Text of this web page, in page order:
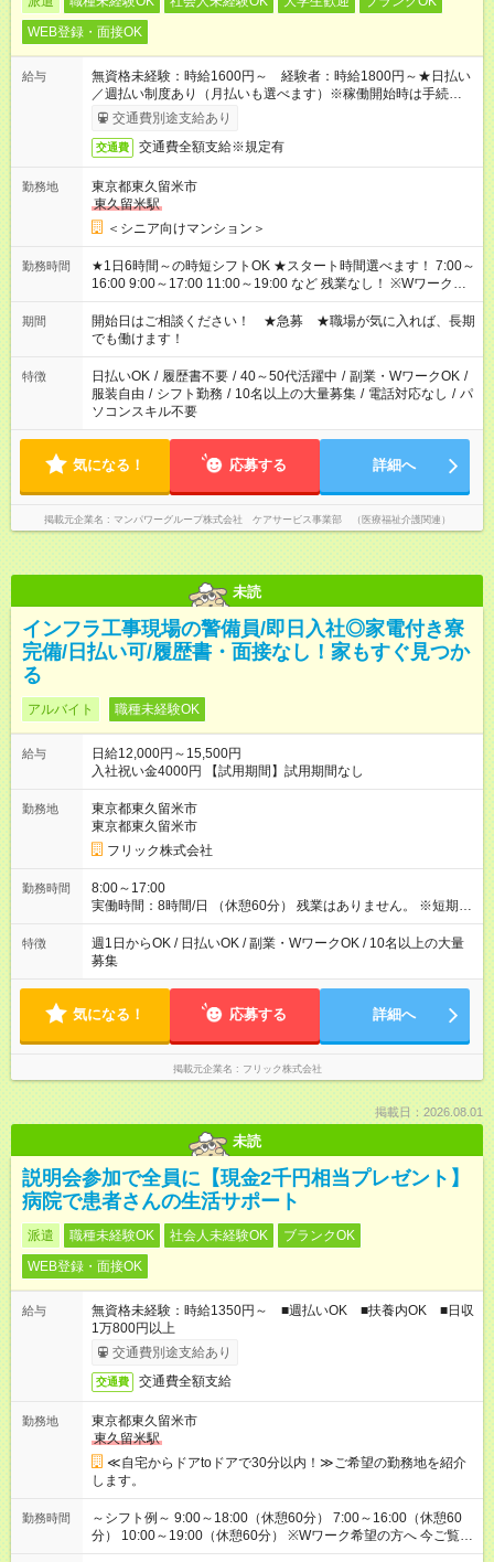
WEB登録・面接OK
給与
無資格未経験：時給1600円～ 経験者：時給1800円～★日払い
／週払い制度あり（月払いも選べます）※稼働開始時は手続き完
了次第のお支払いとなります。
交通費別途支給あり
交通費 交通費全額支給※規定有
勤務地
東京都東久留米市
東久留米駅
＜シニア向けマンション＞
勤務時間
★1日6時間～の時短シフトOK ★スタート時間選べます！ 7:00～
16:00 9:00～17:00 11:00～19:00 など 残業なし！ ※Wワークの
場合、他のお仕事と合わせ週40時間超の就業はご案内できませ
ん ※法令に基づき、週20時間以上勤務は社会保険への加入対象
となります ※労働者派遣法（日雇い派遣の原則禁止）により、
短時間・短期間の就業はご案内が難しい場合があります
期間
開始日はご相談ください！ ★急募 ★職場が気に入れば、長期
でも働けます！
特徴 日払いOK / 履歴書不要 / 40～50代活躍中 / 副業・WワークOK /
服装自由 / シフト勤務 / 10名以上の大量募集 / 電話対応なし / パ
ソコンスキル不要
気になる！ 応募する 詳細へ
掲載元企業名 マンパワーグループ株式会社 ケアサービス事業部 （医療福祉介護関連）
未読
インフラ工事現場の警備員/即日入社◎家電付き寮
完備/日払い可/履歴書・面接なし！家もすぐ見つか
る
アルバイト 職種未経験OK
給与
日給12,000円～15,500円
入社祝い金4000円 【試用期間】試用期間なし
勤務地
東京都東久留米市
東京都東久留米市
フリック株式会社
勤務時間
8:00～17:00
実働時間：8時間/日 （休憩60分） 残業はありません。 ※短期の
募集は行っておりません。予めご了承くださいませ。
特徴
週1日からOK / 日払いOK / 副業・WワークOK / 10名以上の大量
募集
気になる！ 応募する 詳細へ
掲載元企業名 フリック株式会社
掲載日：2026.08.01
未読
説明会参加で全員に【現金2千円相当プレゼント】
病院で患者さんの生活サポート
派遣 職種未経験OK 社会人未経験OK
ブランクOK
WEB登録・面接OK
給与
無資格未経験：時給1350円～ ■週払いOK ■扶養内OK ■日収
1万800円以上
交通費別途支給あり
交通費 交通費全額支給
勤務地
東京都東久留米市
東久留米駅
≪自宅からドアtoドアで30分以内！≫ご希望の勤務地を紹介
します。
勤務時間
～シフト例～ 9:00～18:00（休憩60分） 7:00～16:00（休憩60
分） 10:00～19:00（休憩60分） ※Wワーク希望の方へ 今ご覧の
お仕事で希望する勤務時間と、もう1つのお仕事の勤務時間の合